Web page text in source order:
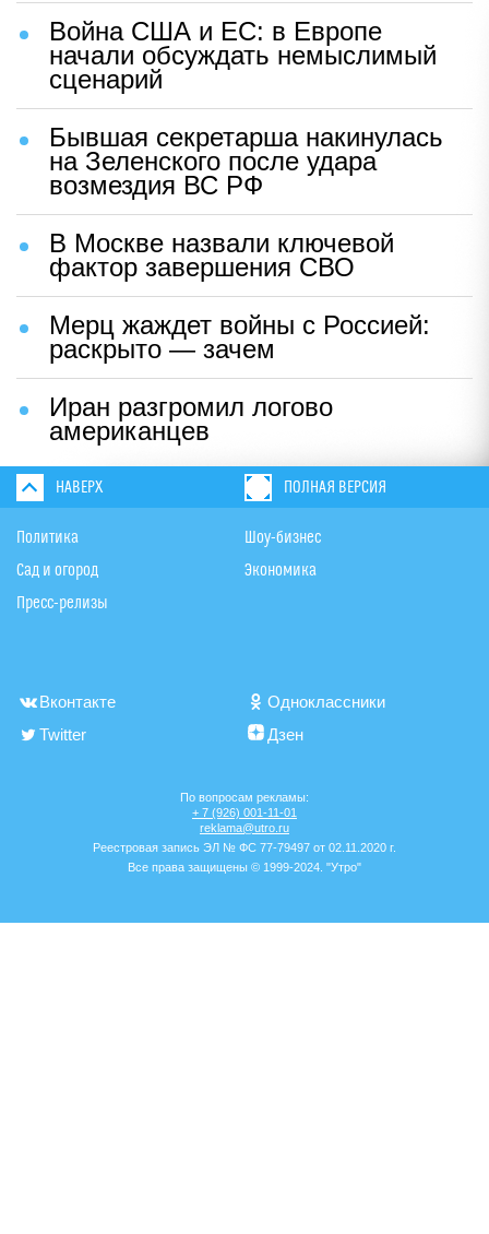
Война США и ЕС: в Европе
начали обсуждать немыслимый
сценарий
Бывшая секретарша накинулась
на Зеленского после удара
возмездия ВС РФ
В Москве назвали ключевой
фактор завершения СВО
Мерц жаждет войны с Россией:
раскрыто — зачем
Иран разгромил логово
американцев
НАВЕРХ ПОЛНАЯ ВЕРСИЯ
Политика
Сад и огород
Пресс-релизы
Шоу-бизнес
Экономика
Вконтакте
Одноклассники
Twitter
Дзен
По вопросам рекламы:
+ 7 (926) 001-11-01
reklama@utro.ru
Реестровая запись ЭЛ № ФС 77-79497 от 02.11.2020 г.
Все права защищены © 1999-2024. "Утро"